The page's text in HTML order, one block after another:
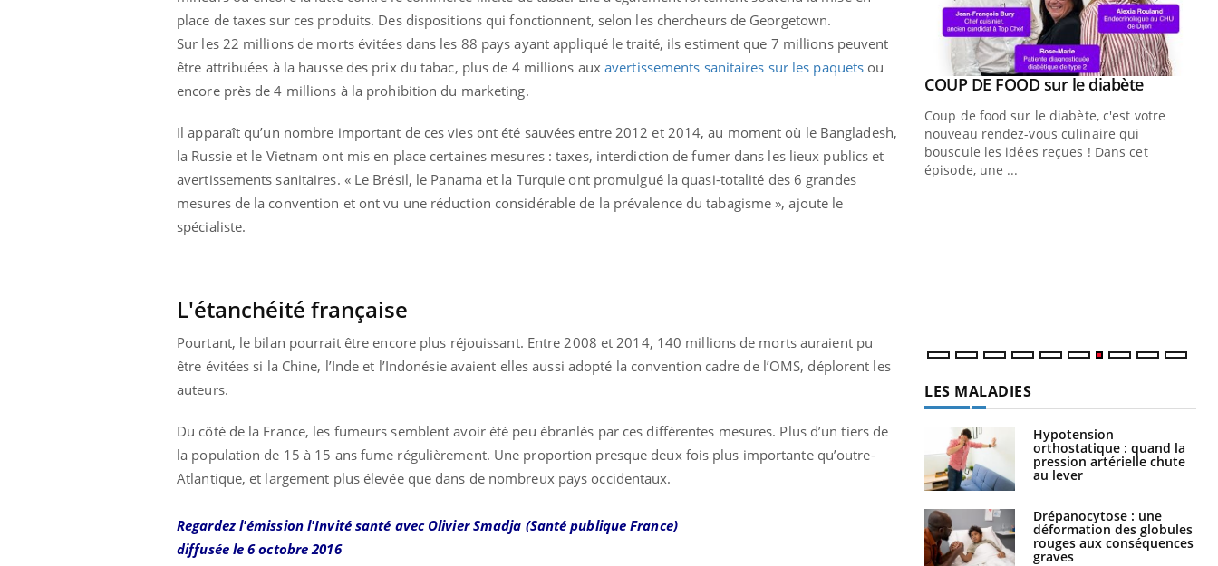
place de taxes sur ces produits. Des dispositions qui fonctionnent, selon les chercheurs de Georgetown.
Sur les 22 millions de morts évitées dans les 88 pays ayant appliqué le traité, ils estiment que 7 millions peuvent
être attribuées à la hausse des prix du tabac, plus de 4 millions auxavertissements sanitaires sur les paquets ou
encore près de 4 millions à la prohibition du marketing.
Il apparaît qu’un nombre important de ces vies ont été sauvées entre 2012 et 2014, au moment où le Bangladesh,
la Russie et le Vietnam ont mis en place certaines mesures : taxes, interdiction de fumer dans les lieux publics et
avertissements sanitaires. « Le Brésil, le Panama et la Turquie ont promulgué la quasi-totalité des 6 grandes
mesures de la convention et ont vu une réduction considérable de la prévalence du tabagisme », ajoute le
spécialiste.
L'étanchéité française
Pourtant, le bilan pourrait être encore plus réjouissant. Entre 2008 et 2014, 140 millions de morts auraient pu
être évitées si la Chine, l’Inde et l’Indonésie avaient elles aussi adopté la convention cadre de l’OMS, déplorent les
auteurs.
Du côté de la France, les fumeurs semblent avoir été peu ébranlés par ces différentes mesures. Plus d’un tiers de
la population de 15 à 15 ans fume régulièrement. Une proportion presque deux fois plus importante qu’outre-
Atlantique, et largement plus élevée que dans de nombreux pays occidentaux.
Regardez l'émission l'Invité santé avec Olivier Smadja (Santé publique France)
diffusée le 6 octobre 2016
Diabète & Ramadan 2026Youtube
nombreuses personnes atteintes de
diabète, c'est une période de questions, de
Youtube
Un « jumeau numérique » pour
faciliter l’accès à la médecine
Un établissement lié à un groupe
mutualiste innove en matière de bilan de
santé : l'utilisation d'un « jumeau
numérique » permet ...
Youtube
COUP DE FOOD sur le diabèteYoutube
Coup de food sur le diabète, c'est votre
nouveau rendez-vous culinaire qui
bouscule les idées reçues ! Dans cet
épisode, une ...
Youtube
Quand l’entreprise mise sur le bien
"Les rendez-vous de la santé et de la
qualité de vie au travail" de Pourquoi
Docteur reçoivent Régis Blugeon, DRH et
LES MALADIES
Hypotension
orthostatique : quand la
pression artérielle chute
au lever
Drépanocytose : une
déformation des globules
rouges aux conséquences
graves